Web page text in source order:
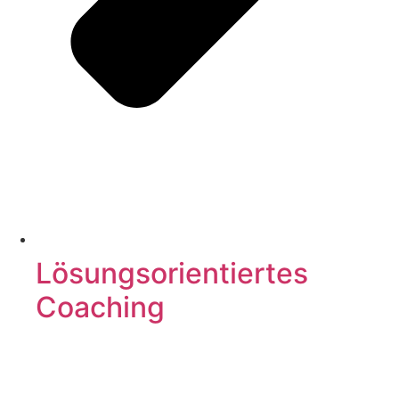
Lösungsorientiertes
Coaching